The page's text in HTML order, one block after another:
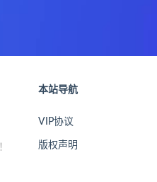
本站导航
VIP协议
版权声明